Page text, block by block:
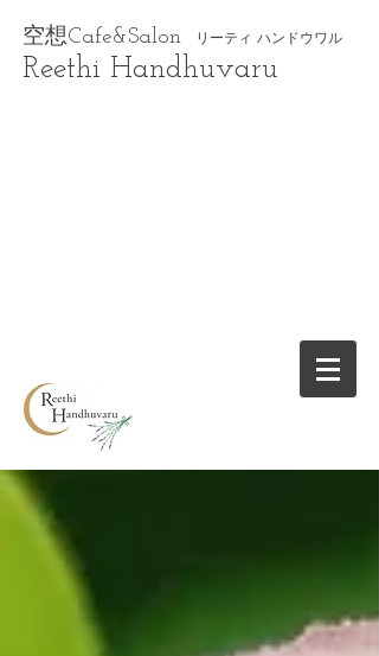
空想Cafe&Salon リーティ ハンドウワル
Reethi Handhuvaru